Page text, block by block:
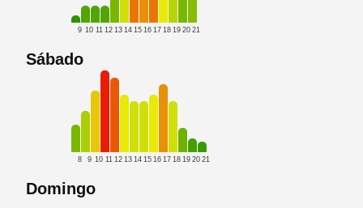
9 10 11 12 13 14 15 16 17 18 19 20 21
Sábado
8 9 10 11 12 13 14 15 16 17 18 19 20 21
Domingo